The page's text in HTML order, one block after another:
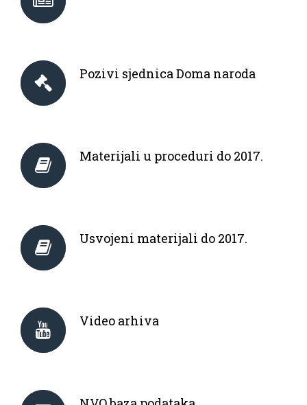
Pozivi sjednica Doma naroda
Materijali u proceduri do 2017.
Usvojeni materijali do 2017.
Video arhiva